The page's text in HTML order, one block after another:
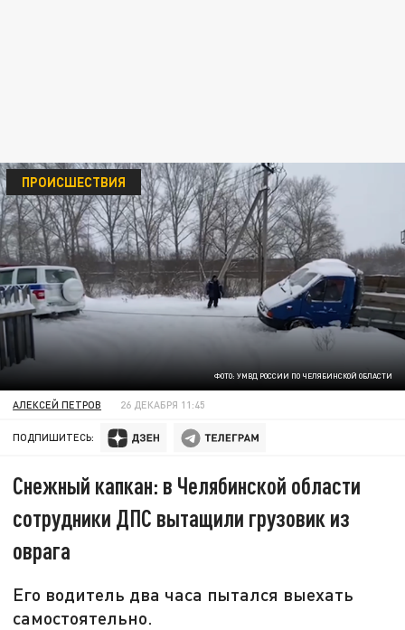
ФОТО: УМВД РОССИИ ПО ЧЕЛЯБИНСКОЙ ОБЛАСТИ
ПРОИСШЕСТВИЯ
АЛЕКСЕЙ ПЕТРОВ 26 ДЕКАБРЯ 11:45
ПОДПИШИТЕСЬ:
Снежный капкан: в Челябинской области
сотрудники ДПС вытащили грузовик из
оврага
Его водитель два часа пытался выехать
самостоятельно.